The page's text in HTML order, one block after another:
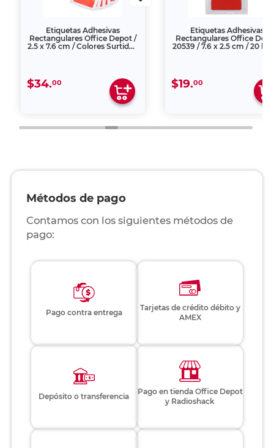
Etiquetas Adhesivas
Rectangulares Office Depot /
2.5 x 7.6 cm / Colores Surtidos
$34.00
Etiquetas Adhesivas
Rectangulares Office
20539 / 7.6 x 2.5 cm / 20
$19.00
Métodos de pago
Contamos con los siguientes métodos de
pago:
Pago contra entrega
Tarjetas de crédito débito y
AMEX
Depósito o transferencia
Pago en tienda Office Depot
y Radioshack